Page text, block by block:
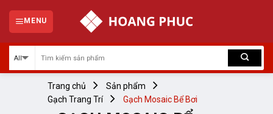
content
MENU
Trang chủ
Sản phẩm
Gạch Trang Trí
Gạch Mosaic Bể Bơi